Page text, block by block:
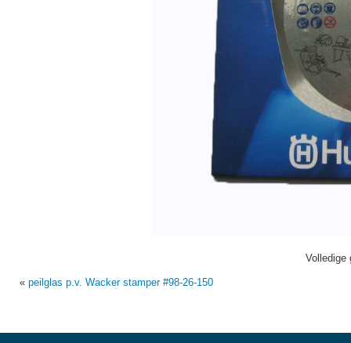
« peilglas p.v. Wacker stamper #98-26-150